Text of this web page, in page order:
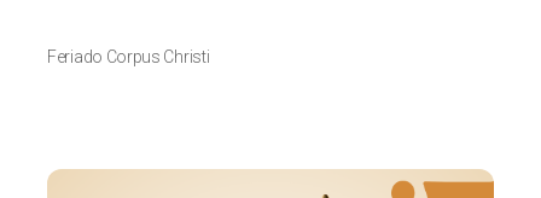
Feriado Corpus Christi